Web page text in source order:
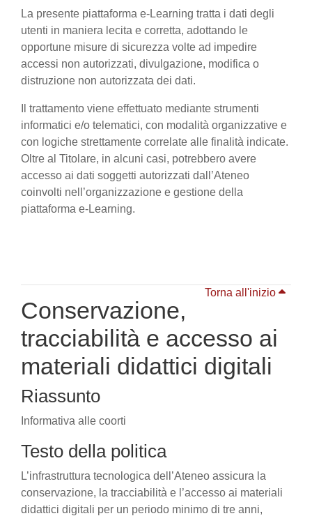
La presente piattaforma e-Learning tratta i dati degli
utenti in maniera lecita e corretta, adottando le
opportune misure di sicurezza volte ad impedire
accessi non autorizzati, divulgazione, modifica o
distruzione non autorizzata dei dati.
Il trattamento viene effettuato mediante strumenti
informatici e/o telematici, con modalità organizzative e
con logiche strettamente correlate alle finalità indicate.
Oltre al Titolare, in alcuni casi, potrebbero avere
accesso ai dati soggetti autorizzati dall’Ateneo
coinvolti nell’organizzazione e gestione della
piattaforma e-Learning.
Torna all'inizio
Conservazione,
tracciabilità e accesso ai
materiali didattici digitali
Riassunto
Informativa alle coorti
Testo della politica
L’infrastruttura tecnologica dell’Ateneo assicura la
conservazione, la tracciabilità e l’accesso ai materiali
didattici digitali per un periodo minimo di tre anni,